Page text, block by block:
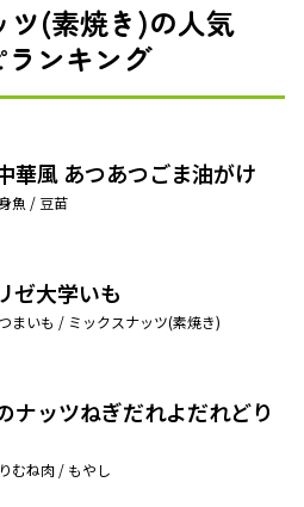
ツ(素焼き)の人気
ランキング
華風 あつあつごま油がけ
魚 / 豆苗
ゼ大学いも
まいも / ミックスナッツ(素焼き)
ナッツねぎだれよだれどり
むね肉 / もやし